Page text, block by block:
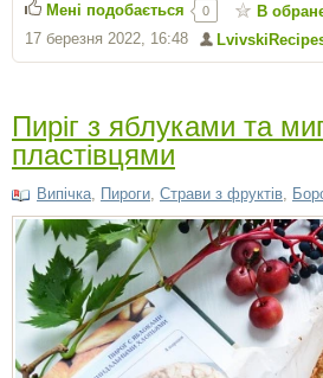
17 березня 2022, 16:48
Мені подобається 0 В
Пиріг з яблуками та
пластівцями
Випічка, Пироги, Страви з фруктів,